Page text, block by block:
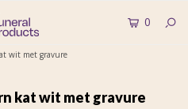
0
wit met gravure
kat wit met gravure